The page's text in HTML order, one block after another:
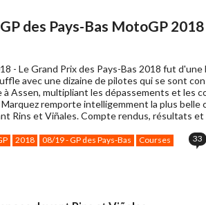
des Pays-Bas MotoGP 2018
- Le Grand Prix des Pays-Bas 2018 fut d'une
avec une dizaine de pilotes qui se sont
à Assen, multipliant les dépassements et les
remporte intelligemment la plus belle
Rins et Viñales. Compte rendus, résultats
2018 08/19 - GP des Pays-Bas Courses 33